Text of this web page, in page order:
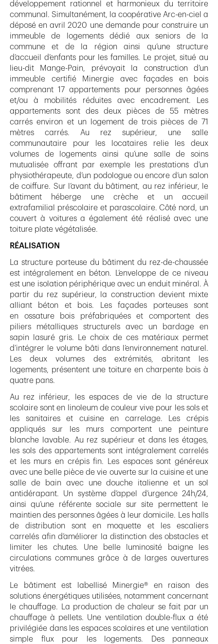
développement rationnel et harmonieux du territoire
communal. Simultanément, la coopérative Arc-en-ciel a
déposé en avril 2020 une demande pour construire un
immeuble de logements dédié aux seniors de la
commune et de la région ainsi qu’une structure
d’accueil d’enfants pour les familles. Le projet, situé au
lieu-dit Mange-Pain, prévoyait la construction d’un
immeuble certifié Minergie avec façades en bois
comprenant 17 appartements pour personnes âgées
et/ou à mobilités réduites avec encadrement. Les
appartements sont des deux pièces de 55 mètres
carrés environ et un logement de trois pièces de 71
mètres carrés. Au rez supérieur, une salle
communautaire pour les locataires relie les deux
volumes de logements ainsi qu’une salle de soins
mutualisée offrant par exemple les prestations d’un
physiothérapeute, d’un podologue ou encore d’un salon
de coiffure. Sur l’avant du bâtiment, au rez inférieur, le
bâtiment héberge une crèche et un accueil
extrafamilial préscolaire et parascolaire. Côté nord, un
couvert à voitures a également été réalisé avec une
toiture plate végétalisée.
RÉALISATION
La structure porteuse du bâtiment du rez-de-chaussée
est intégralement en béton. L’enveloppe de ce niveau
est une isolation périphérique avec un enduit minéral. À
partir du rez supérieur, la construction devient mixte
alliant béton et bois. Les façades porteuses sont
en ossature bois préfabriquées et comportent des
piliers métalliques structurels avec un bardage en
sapin lasuré gris. Le choix de ces matériaux permet
d’intégrer le volume bâti dans l’environnement naturel.
Les deux volumes des extrémités, abritant les
logements, présentent une toiture en charpente bois à
quatre pans.
Au rez inférieur, les espaces de vie de la structure
scolaire sont en linoleum de couleur vive pour les sols et
les sanitaires et cuisine en carrelage. Les crépis
appliqués sur les murs comportent une peinture
blanche lavable. Au rez supérieur et dans les étages,
les sols des appartements sont intégralement carrelés
et les murs en crépis fin. Les espaces sont généreux
avec une belle pièce de vie ouverte sur la cuisine et une
salle de bain avec une douche italienne et un sol
antidérapant. Un système d’appel d’urgence 24h/24,
ainsi qu’une référente sociale sur site permettent le
maintien des personnes âgées à leur domicile. Les halls
de distribution sont en moquette et les escaliers
carrelés afin d’améliorer la distinction des obstacles et
limiter les chutes. Une belle luminosité baigne les
circulations communes grâce à de larges ouvertures
vitrées.
Le bâtiment est labellisé Minergie® en raison des
solutions énergétiques utilisées, notamment concernant
le chauffage. La production de chaleur se fait par un
chauffage à pellets. Une ventilation double-flux a été
privilégiée dans les espaces scolaires et une ventilation
simple flux pour les logements. Des panneaux